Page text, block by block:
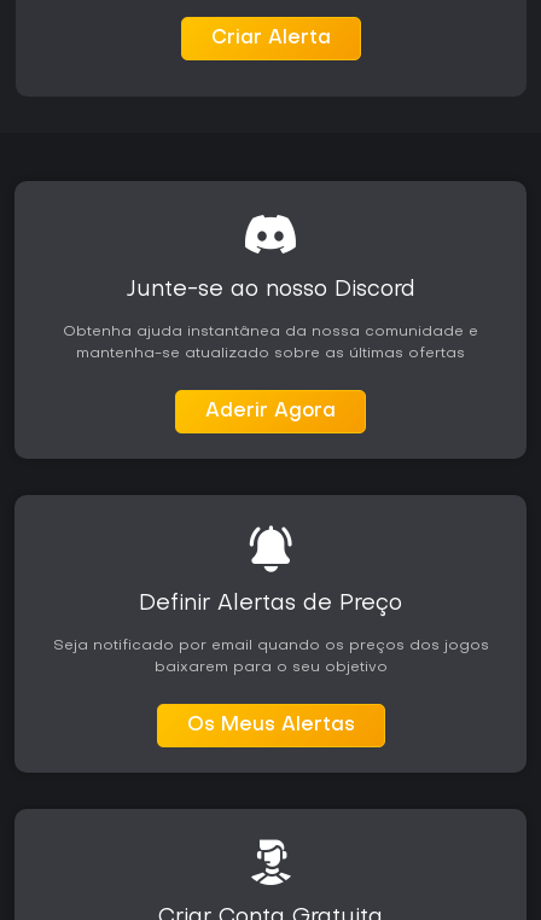
Criar Alerta
Junte-se ao nosso Discord
Obtenha ajuda instantânea da nossa comunidade e
mantenha-se atualizado sobre as últimas ofertas
Aderir Agora
Definir Alertas de Preço
Seja notificado por email quando os preços dos jogos
baixarem para o seu objetivo
Os Meus Alertas